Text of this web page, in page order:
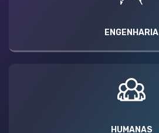
ENGENHARIA
HUMANAS